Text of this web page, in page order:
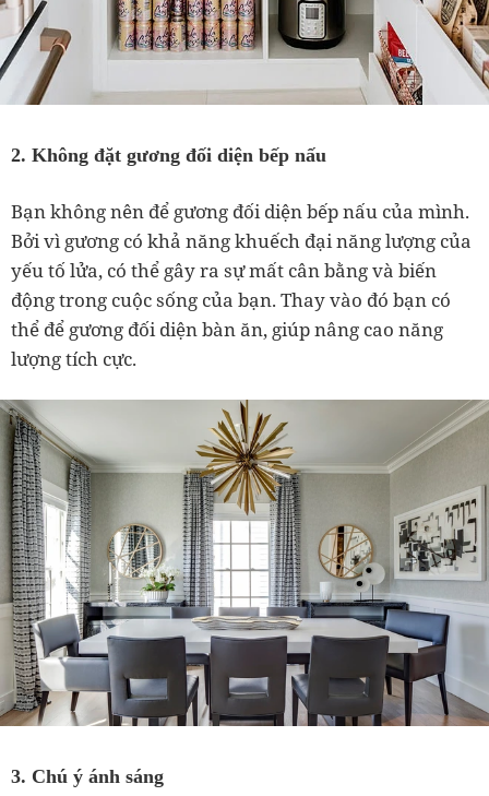
2. Không đặt gương đối diện bếp nấu
Bạn không nên để gương đối diện bếp nấu của mình.
Bởi vì gương có khả năng khuếch đại năng lượng của
yếu tố lửa, có thể gây ra sự mất cân bằng và biến
động trong cuộc sống của bạn. Thay vào đó bạn có
thể để gương đối diện bàn ăn, giúp nâng cao năng
lượng tích cực.
3. Chú ý ánh sáng